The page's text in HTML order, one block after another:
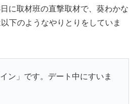
に取材班の直撃取材で、葵わかな
下のようなやりとりをしていま
」です。デート中にすいま